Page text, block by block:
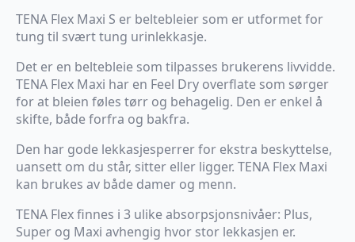
TENA Flex Maxi S er beltebleier som er utformet for
tung til svært tung urinlekkasje.
Det er en beltebleie som tilpasses brukerens livvidde.
TENA Flex Maxi har en Feel Dry overflate som sørger
for at bleien føles tørr og behagelig. Den er enkel å
skifte, både forfra og bakfra.
Den har gode lekkasjesperrer for ekstra beskyttelse,
uansett om du står, sitter eller ligger. TENA Flex Maxi
kan brukes av både damer og menn.
TENA Flex finnes i 3 ulike absorpsjonsnivåer: Plus,
Super og Maxi avhengig hvor stor lekkasjen er.